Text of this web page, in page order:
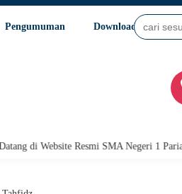
Pengumuman Download
Resmi SMA Negeri 1 Pariaman.